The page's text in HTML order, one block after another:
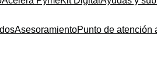
AsesoramientoPunto de atención